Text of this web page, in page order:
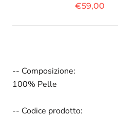
€59,00
-- Composizione:
100% Pelle
-- Codice prodotto: